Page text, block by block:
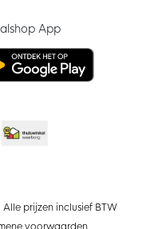
App
Alle prijzen inclusief BTW